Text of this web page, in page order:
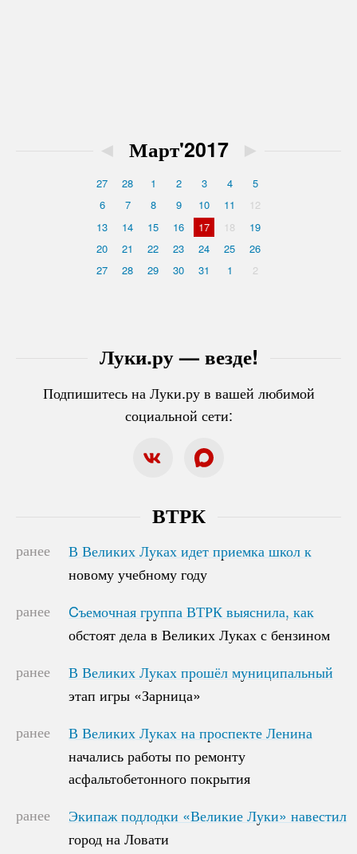
Луки.ру — везде!
Подпишитесь на Луки.ру в вашей любимой
социальной сети:
◄ Март'2017 ►
27 28 1 2 3 4
5
6
7 8 9 10 11
12
13
14 15 16 17 18
19
20
21 22 23 24 25
26
27
28 29 30 31 1 2
ВТРК
ранее
В Великих Луках идет приемка школ к
новому учебному году
В Великих Луках идет приемка школ к
новому учебному году
ранее
Cъемочная группа ВТРК выяснила, как
обстоят дела в Великих Луках с бензином
Cъемочная группа ВТРК выяснила, как
обстоят дела в Великих Луках с бензином
ранее
В Великих Луках прошёл муниципальный
этап игры «Зарница»
В Великих Луках прошёл муниципальный
этап игры «Зарница»
ранее
В Великих Луках на проспекте Ленина
начались работы по ремонту
асфальтобетонного покрытия
В Великих Луках на проспекте Ленина
начались работы по ремонту
асфальтобетонного покрытия
ранее
Экипаж подлодки «Великие Луки» навестил
город на Ловати
Экипаж подлодки «Великие Луки» навестил
город на Ловати